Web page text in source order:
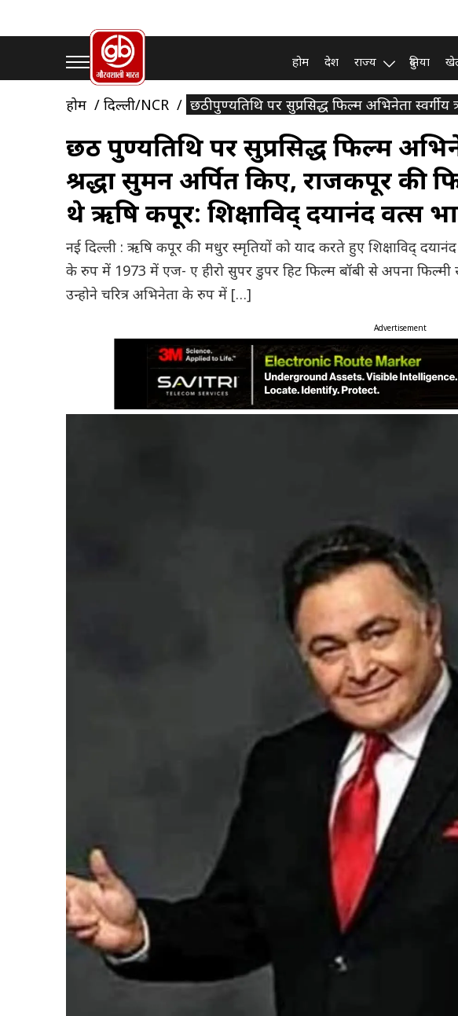
होम देश राज्य दुनिया
होम दिल्ली/NCR छठी पुण्यतिथि पर सुप्रसिद्ध फिल्म अभिनेता
छठी पुण्यतिथि पर सुप्रसिद्ध फिल्म
श्रद्धा सुमन अर्पित किए, राजकपूर की
थे ऋषि कपूर: शिक्षाविद् दयानंद वत्स
नई दिल्ली : ऋषि कपूर की मधुर स्मृतियों को याद करते हुए शिक्षाविद्
के रुप में 1973 में एज- ए हीरो सुपर डुपर हिट फिल्म बॉबी से अपना
उन्होने चरित्र अभिनेता के रुप में […]
Advertisement